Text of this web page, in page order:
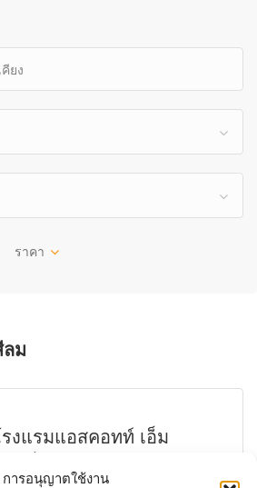
การอนุญาตใช้งาน
ราคา
ลม
งแรมแอสคอทท์ เอ็ม